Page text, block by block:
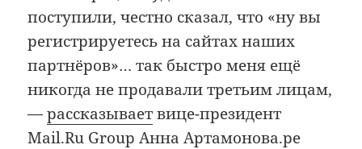
поступили, честно сказал, что «ну вы
регистрируетесь на сайтах наших
партнёров»… так быстро меня ещё
никогда не продавали третьим лицам,
—рассказываетвице-президент
Mail.Ru Group Анна Артамонова.ре